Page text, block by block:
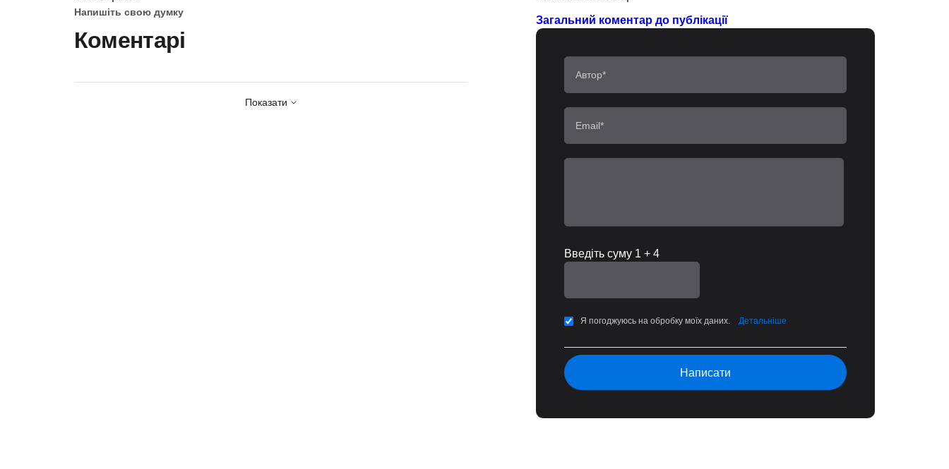
Напишіть свою думку
Коментарі
Показати
Загальний коментар до публікації
Введіть суму 1 + 4
Я погоджуюсь на обробку моїх даних. Детальніше